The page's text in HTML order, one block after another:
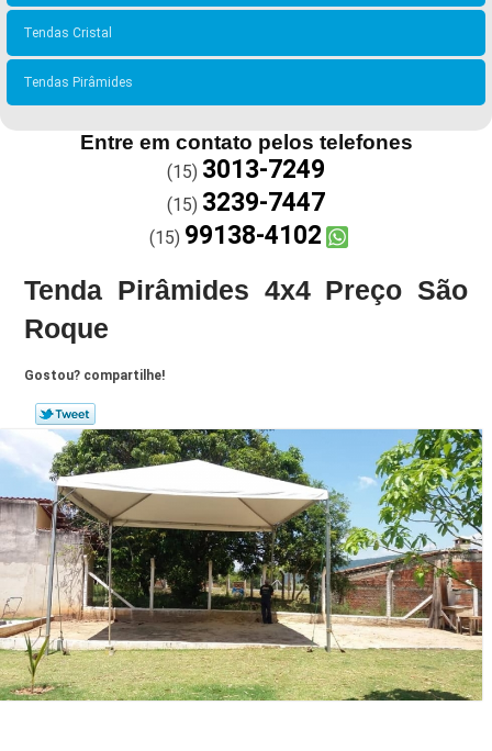
Tendas Cristal
Tendas Pirâmides
Entre em contato pelos telefones
(15) 3013-7249
(15) 3239-7447
(15) 99138-4102
Tenda Pirâmides 4x4 Preço São
Roque
Gostou? compartilhe!